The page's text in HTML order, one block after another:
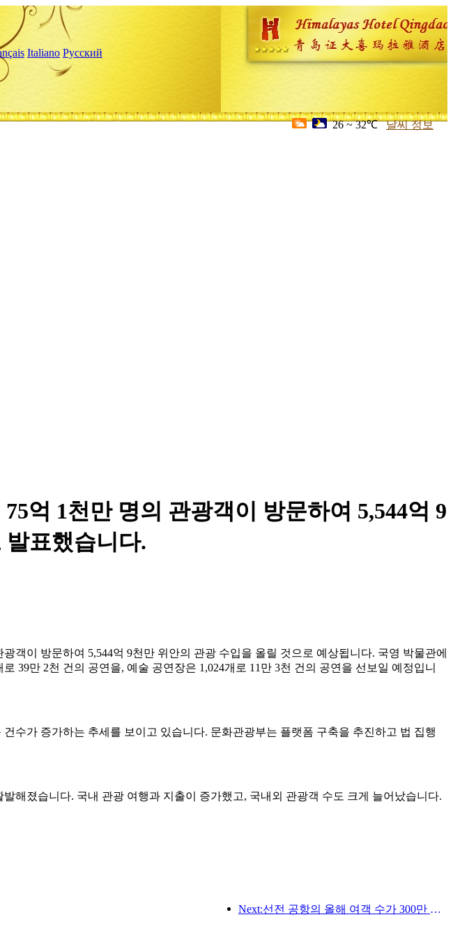
Italiano Русский
26 ~ 32℃ 날씨 정보
억 1천만 명의 관광객이 방문하여 5,544억 9
표했습니다.
객이 방문하여 5,544억 9천만 위안의 관광 수입을 올릴 것으로 예상됩니다. 국영 박물관에
39만 2천 건의 공연을, 예술 공연장은 1,024개로 11만 3천 건의 공연을 선보일 예정입니
수가 증가하는 추세를 보이고 있습니다. 문화관광부는 플랫폼 구축을 추진하고 법 집행
해졌습니다. 국내 관광 여행과 지출이 증가했고, 국내외 관광객 수도 크게 늘어났습니다.
Next:선전 공항의 올해 여객 수가 300만 명을 돌파하며 같은 기간 기준 신기록을 세웠습니다.